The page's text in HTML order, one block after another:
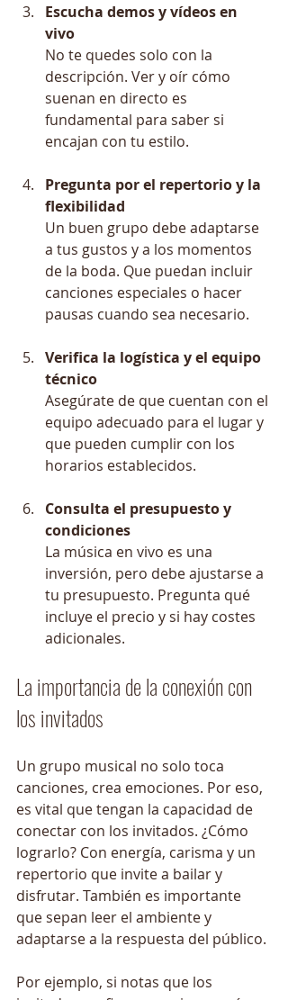
Escucha demos y vídeos en
vivo
No te quedes solo con la
descripción. Ver y oír cómo
suenan en directo es
fundamental para saber si
encajan con tu estilo.
Pregunta por el repertorio y la
flexibilidad
Un buen grupo debe adaptarse
a tus gustos y a los momentos
de la boda. Que puedan incluir
canciones especiales o hacer
pausas cuando sea necesario.
Verifica la logística y el equipo
técnico
Asegúrate de que cuentan con el
equipo adecuado para el lugar y
que pueden cumplir con los
horarios establecidos.
Consulta el presupuesto y
condiciones
La música en vivo es una
inversión, pero debe ajustarse a
tu presupuesto. Pregunta qué
incluye el precio y si hay costes
adicionales.
La importancia de la conexión con
los invitados
Un grupo musical no solo toca
canciones, crea emociones. Por eso,
es vital que tengan la capacidad de
conectar con los invitados. ¿Cómo
lograrlo? Con energía, carisma y un
repertorio que invite a bailar y
disfrutar. También es importante
que sepan leer el ambiente y
adaptarse a la respuesta del público.
Por ejemplo, si notas que los